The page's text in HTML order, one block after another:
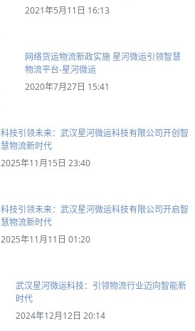
2021年5月11日 16:13
网络货运物流新政实施 星河微运引领智慧
物流平台-星河微运
2020年7月27日 15:41
科技引领未来：武汉星河微运科技有限公司开创智
慧物流新时代
2025年11月15日 23:40
科技引领未来：武汉星河微运科技有限公司开启智
慧物流新时代
2025年11月11日 01:20
武汉星河微运科技：引领物流行业迈向智能新
时代
2024年12月12日 20:14